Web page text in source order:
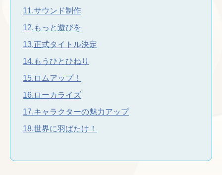
11.サウンド制作
12.もっと遊びを
13.正式タイトル決定
14.もうひとひねり
15.ロムアップ！
16.ローカライズ
17.キャラクターの魅力アップ
18.世界に羽ばたけ！